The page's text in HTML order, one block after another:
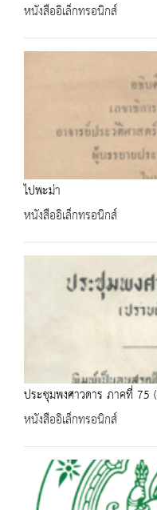
หนังสืออิเล็กทรอนิกส์
ไปพะม่า
หนังสืออิเล็กทรอนิกส์
ประชุมพงศาวดาร ภาคที่ 75
หนังสืออิเล็กทรอนิกส์